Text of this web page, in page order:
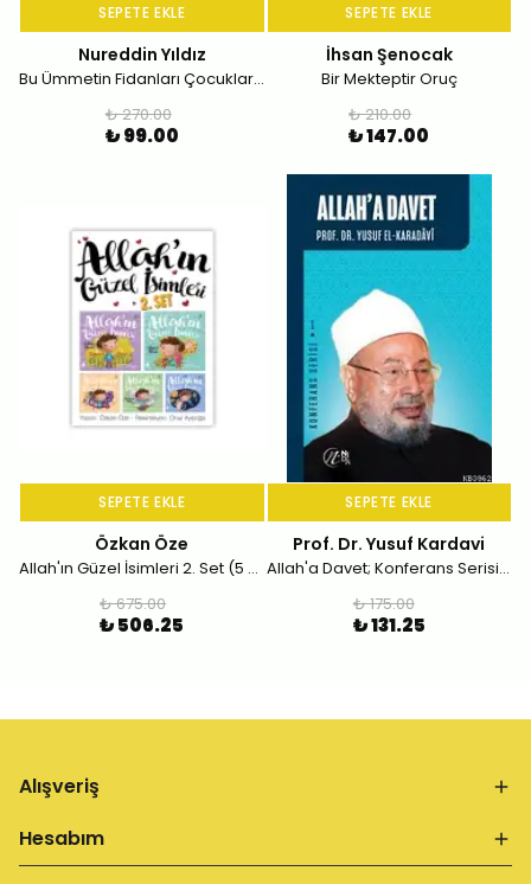
SEPETE EKLE
Nureddin Yıldız
Bu Ümmetin Fidanları Çocuklarımız
₺ 270.00
₺ 99.00
SEPETE EKLE
İhsan Şenocak
Bir Mekteptir Oruç
₺ 210.00
₺ 147.00
SEPETE EKLE
Özkan Öze
Allah'ın Güzel İsimleri 2. Set (5 Kitap Takım)
₺ 675.00
₺ 506.25
SEPETE EKLE
Prof. Dr. Yusuf Kardavi
Allah'a Davet; Konferans Serisi - 1
₺ 175.00
₺ 131.25
Alışveriş
Hesabım